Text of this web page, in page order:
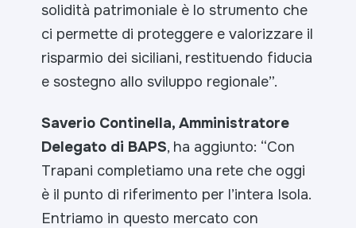
solidità patrimoniale è lo strumento che
ci permette di proteggere e valorizzare il
risparmio dei siciliani, restituendo fiducia
e sostegno allo sviluppo regionale”.
Saverio Continella, Amministratore
Delegato di BAPS, ha aggiunto: “Con
Trapani completiamo una rete che oggi
è il punto di riferimento per l’intera Isola.
Entriamo in questo mercato con